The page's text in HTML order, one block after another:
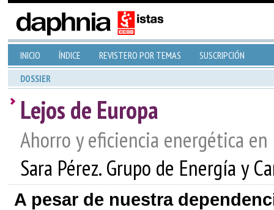
INICIO ÍNDICE REVISTERO POR TEMAS SUSCRIPCIÓN
DOSSIER
Lejos de Europa
Ahorro y eficiencia energética en
Sara Pérez. Grupo de Energía y
A pesar de nuestra